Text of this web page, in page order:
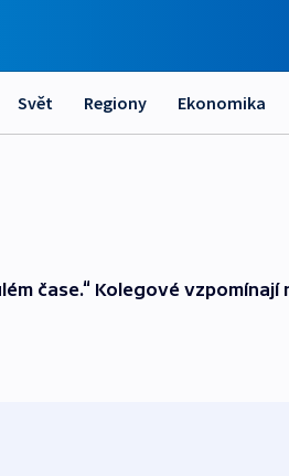
Svět Regiony Ekonomika
čase.“ Kolegové vzpomínají